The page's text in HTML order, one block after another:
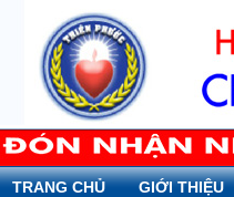
TRANG CHỦ GIỚI THIỆU